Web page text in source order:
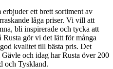
ett brett sortiment av
låga priser. Vi vill att
bli inspirerade och tycka att
Rusta gör vi det lätt för många
kvalitet till bästa pris. Det
och idag har Rusta över 200
och Tyskland.